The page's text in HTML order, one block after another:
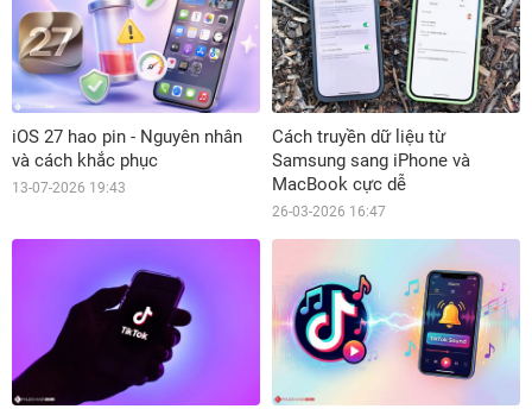
iOS 27 hao pin - Nguyên nhân
và cách khắc phục
13-07-2026 19:43
Cách truyền dữ liệu từ
Samsung sang iPhone và
MacBook cực dễ
26-03-2026 16:47